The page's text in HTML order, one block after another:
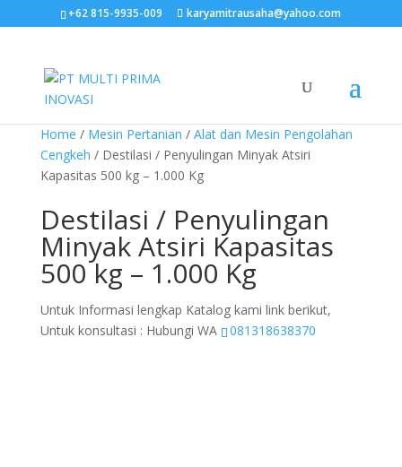
+62 815-9935-009 karyamitrausaha@yahoo.com
Home / Mesin Pertanian / Alat dan Mesin Pengolahan
Cengkeh / Destilasi / Penyulingan Minyak Atsiri
Kapasitas 500 kg – 1.000 Kg
Destilasi / Penyulingan
Minyak Atsiri Kapasitas
500 kg – 1.000 Kg
Untuk Informasi lengkap Katalog kami link berikut,
Untuk konsultasi : Hubungi WA
081318638370